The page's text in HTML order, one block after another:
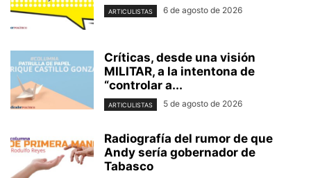
ARTICULISTAS 6 de agosto de 2026
Críticas, desde una visión
MILITAR, a la intentona de
“controlar a...
ARTICULISTAS 5 de agosto de 2026
Radiografía del rumor de que
Andy sería gobernador de
Tabasco